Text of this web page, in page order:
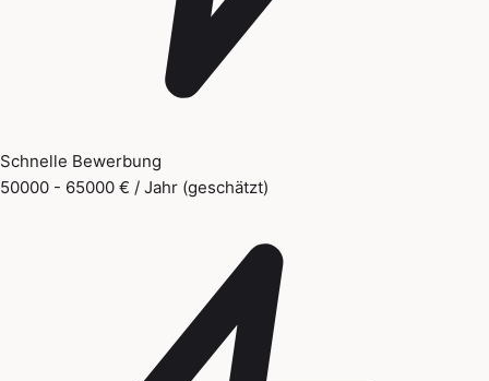
Schnelle Bewerbung
50000 - 65000 € / Jahr (geschätzt)